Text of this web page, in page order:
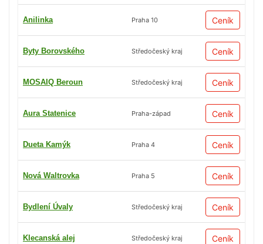
Anilinka Praha 10 Ceník
Byty Borovského Středočeský kraj Ceník
MOSAIQ Beroun Středočeský kraj Ceník
Aura Statenice Praha-západ Ceník
Dueta Kamýk Praha 4 Ceník
Nová Waltrovka Praha 5 Ceník
Bydlení Úvaly Středočeský kraj Ceník
Klecanská alej Středočeský kraj Ceník